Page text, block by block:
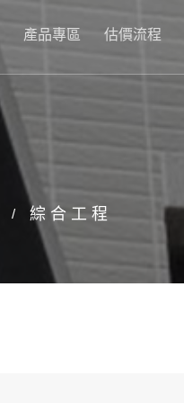
產品專區 估價流程
綜合工程